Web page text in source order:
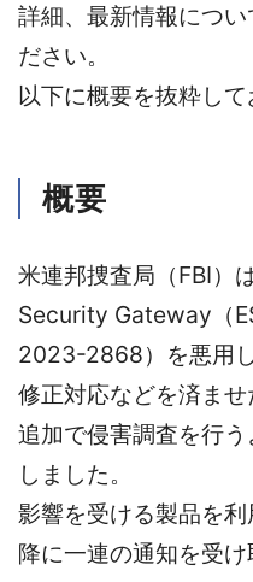
詳細、最新情報につ
ださい。
以下に概要を抜粋して
概要
米連邦捜査局（FBI）
Security Gateway（
2023-2868）を悪用
修正対応などを済ま
追加で侵害調査を行
しました。
影響を受ける製品を
降に一連の通知を受